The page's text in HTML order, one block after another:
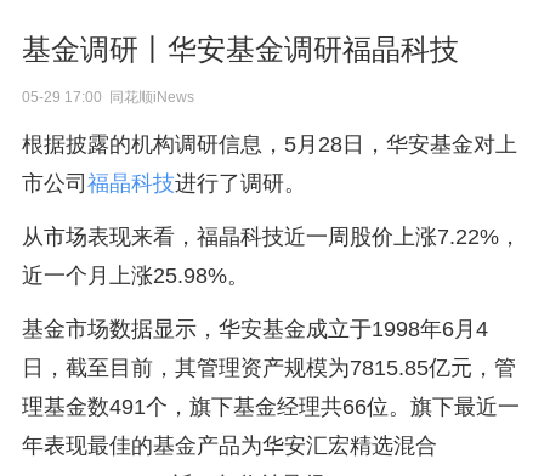
基金调研丨华安基金调研福晶科技
05-29 17:00 同花顺iNews
根据披露的机构调研信息，5月28日，华安基金对上
市公司 福晶科技进行了调研。
从市场表现来看，福晶科技近一周股价上涨7.22%，
近一个月上涨25.98%。
基金市场数据显示，华安基金成立于1998年6月4
日，截至目前，其管理资产规模为7815.85亿元，管
理基金数491个，旗下基金经理共66位。旗下最近一
年表现最佳的基金产品为华安汇宏精选混合